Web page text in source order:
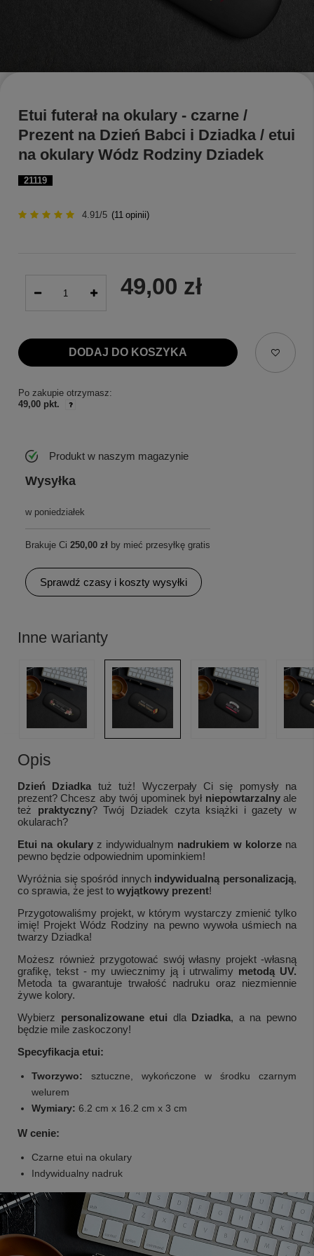
21119
Etui futerał na okulary - czarne /
Prezent na Dzień Babci i Dziadka / etui
na okulary Wódz Rodziny Dziadek
4.91/5 (11 opinii)
49,00 zł
DODAJ DO KOSZYKA
Po zakupie otrzymasz:
49,00 pkt.
Produkt w naszym magazynie
Wysyłka
w poniedziałek
Brakuje Ci 250,00 zł by mieć przesyłkę gratis
Sprawdź czasy i koszty wysyłki
Inne warianty
Opis
Dzień Dziadka tuż tuż! Wyczerpały Ci się pomysły na
prezent? Chcesz aby twój upominek był niepowtarzalnyale
też praktyczny? Twój Dziadek czyta książki i gazety w
okularach?
Etui na okularyz indywidualnym nadrukiem w kolorze na
pewno będzie odpowiednim upominkiem!
Wyróżnia się spośród innych indywidualną personalizacją,
co sprawia, że jest to wyjątkowy prezent!
Przygotowaliśmy projekt, w którym wystarczy zmienić tylko
imię! Projekt Wódz Rodziny na pewno wywoła uśmiech na
twarzy Dziadka!
Możesz również przygotować swój własny projekt -własną
grafikę, tekst - my uwiecznimy ją i utrwalimy metodą UV.
Metoda ta gwarantuje trwałość nadruku oraz niezmiennie
żywe kolory.
Wybierz personalizowane etui dla Dziadka, a na pewno
będzie mile zaskoczony!
Specyfikacja etui:
Tworzywo:
sztuczne, wykończone w środku czarnym
welurem
Wymiary: 6.2 cm x 16.2 cm x 3 cm
W cenie:
Czarne etui na okulary
Indywidualny nadruk